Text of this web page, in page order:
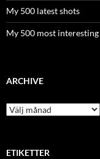
My 500 latest shots
My 500 most interesting
ARCHIVE
Archive
ETIKETTER